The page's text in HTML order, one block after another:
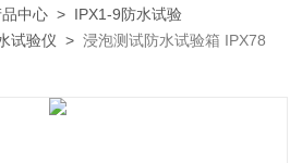
品中心 > IPX1-9防水试验
试验仪 >浸泡测试防水试验箱 IPX78